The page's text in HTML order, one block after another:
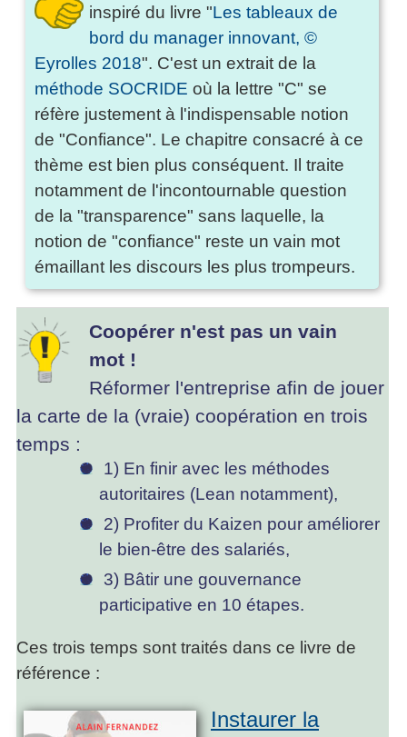
inspiré du livre "Les tableaux de
bord du manager innovant, ©
Eyrolles 2018". C'est un extrait de la
méthode SOCRIDE où la lettre "C" se
réfère justement à l'indispensable notion
de "Confiance". Le chapitre consacré à ce
thème est bien plus conséquent. Il traite
notamment de l'incontournable question
de la "transparence" sans laquelle, la
notion de "confiance" reste un vain mot
émaillant les discours les plus trompeurs.
Coopérer n'est pas un vain
mot !
Réformer l'entreprise afin de jouer
la carte de la (vraie) coopération en trois
temps :
1) En finir avec les méthodes
autoritaires (Lean notamment),
2) Profiter du Kaizen pour améliorer
le bien-être des salariés,
3) Bâtir une gouvernance
participative en 10 étapes.
Ces trois temps sont traités dans ce livre de
référence :
Instaurer la